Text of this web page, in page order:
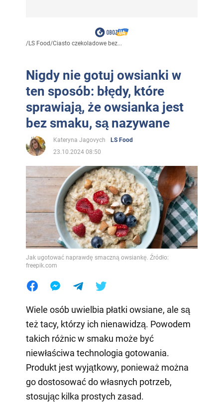
/LS Food/Ciasto czekoladowe bez...
Nigdy nie gotuj owsianki w
ten sposób: błędy, które
sprawiają, że owsianka jest
bez smaku, są nazywane
Kateryna Jagovych
LS Food
23.10.2024 08:50
Jak ugotować naprawdę smaczną owsiankę. Źródło:
freepik.com
Wiele osób uwielbia płatki owsiane, ale są
też tacy, którzy ich nienawidzą. Powodem
takich różnic w smaku może być
niewłaściwa technologia gotowania.
Produkt jest wyjątkowy, ponieważ można
go dostosować do własnych potrzeb,
stosując kilka prostych zasad.